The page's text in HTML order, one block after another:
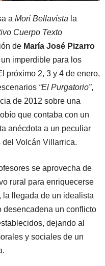
a Mori Bellavista la
Cuerpo Texto
de María José Pizarro
imperdible para los
próximo 2, 3 y 4 de enero,
“El Purgatorio”,
de 2012 sobre una
que contaba con un
anécdota a un peculiar
Volcán Villarrica.
se aprovecha de
rural para enriquecerse
la llegada de un idealista
desencadena un conflicto
dejando al
y sociales de un